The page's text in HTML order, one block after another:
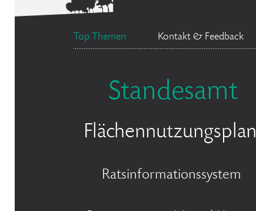
Top Themen Kontakt & Feedback
Standesamt
Flächennutzungsplan
Ratsinformationssystem